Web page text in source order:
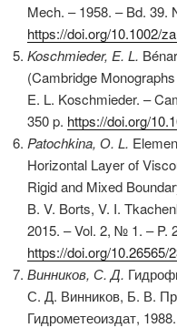
Mech. – 1958. – Bd. 39.
https://doi.org/10.1002/
Koschmieder, E. L.
(Cambridge
E. L. Koschmieder. –
350 p. https://doi.org/
Patochkina, О. L.
Horizontal Layer of
Rigid and Mixed
B. V. Borts, V. I.
2015. – Vol. 2, № 1. – P.
https://doi.org/10.26565/
Винников, С. Д.
С. Д. Винников, Б. В.
Гидрометеоиздат,